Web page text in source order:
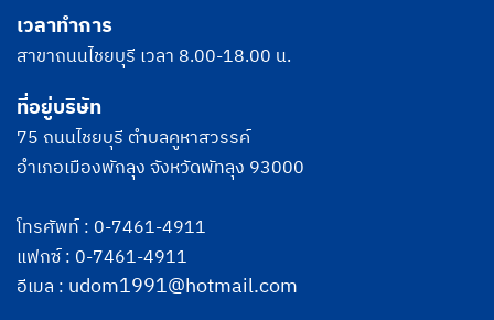
เวลาทำการ
สาขาถนนไชยบุรี เวลา 8.00-18.00 น.
ที่อยู่บริษัท
75 ถนนไชยบุรี ตำบลคูหาสวรรค์
อำเภอเมืองพักลุง จังหวัดพัทลุง 93000
โทรศัพท์ : 0-7461-4911
แฟกซ์ : 0-7461-4911
อีเมล : udom1991@hotmail.com